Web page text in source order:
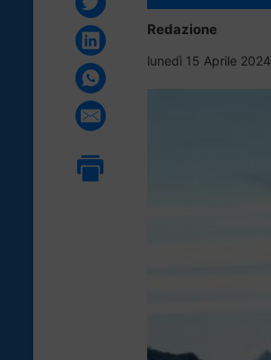
Redazione
lunedì 15 Aprile 2024